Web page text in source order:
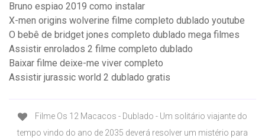
Bruno espiao 2019 como instalar
X-men origins wolverine filme completo dublado youtube
O bebê de bridget jones completo dublado mega filmes
Assistir enrolados 2 filme completo dublado
Baixar filme deixe-me viver completo
Assistir jurassic world 2 dublado gratis
Filme Os 12 Macacos - Dublado - Um solitário viajante do
tempo vindo do ano de 2035 deverá resolver um mistério para